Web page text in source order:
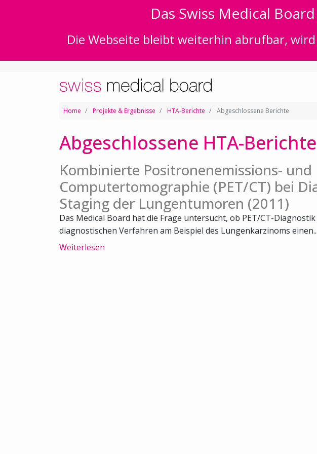
Das Swiss Medical
Die Webseite bleibt weiterhin abrufbar,
Home Projekte & Ergebnisse HTA-Berichte Abgeschlossene Berichte
Abgeschlossene HTA-Berichte
Kombinierte Positronenemissions- und
Computertomographie (PET/CT) bei
Staging der Lungentumoren (2011)
Das Medical Board hat die Frage untersucht, ob PET/CT-
diagnostischen Verfahren am Beispiel des Lungenkarzinoms einen...
Weiterlesen